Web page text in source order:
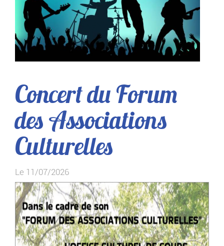
Concert du Forum
des Associations
Culturelles
Le 11/07/2026